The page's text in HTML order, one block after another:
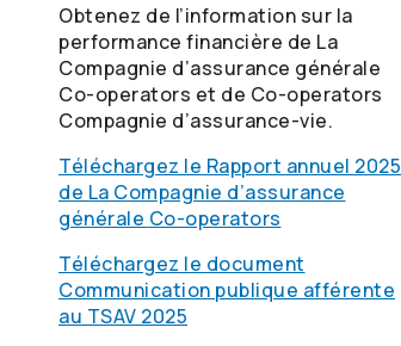
Obtenez de l’information sur la
performance financière de La
Compagnie d’assurance générale
Co-operators et de Co-operators
Compagnie d’assurance-vie.
Téléchargez le Rapport annuel 2025
de La Compagnie d’assurance
générale Co-operators
Téléchargez le document
Communication publique afférente
au TSAV 2025